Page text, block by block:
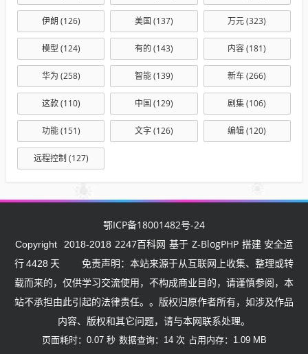
伊朗 (126) 美国 (137) 万元(323)
模型 (124) 有的 (143) 内容(181)
华为 (258) 智能(139) 新车(266)
这款(110) 中国 (129) 剧集(106)
功能(151) 文字(126) 编辑(120)
远程控制 (127)
鄂ICP备18001482号-24
Copyright 2018-2018 2247百科网 基于 Z-BlogPHP 搭建 安全运
行4428 天
免责声明：本站来源于从互联网上收集、整理或转
载而来的，仅供学习交流使用，不构成商业目的，请谨慎参阅，本
站不承担由此引起的法律责任。。版权归原作者所有，如涉及作品
内容、版权和其它问题，请与本网联系处理。
页面耗时：0.07 秒 数据查询：14 次 占用内存：1.09 MB